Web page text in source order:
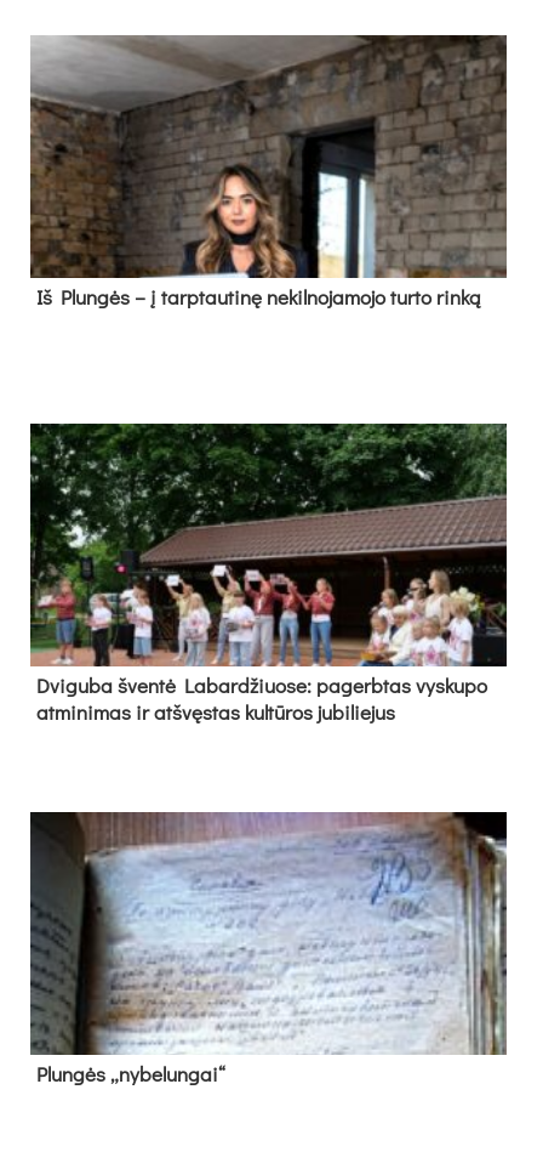
Iš Plungės – į tarptautinę nekilnojamojo turto rinką
Dvi­gu­ba šven­tė La­bar­džiuo­se: pa­gerb­tas vys­ku­po
at­mi­ni­mas ir at­švęs­tas kul­tū­ros ju­bi­lie­jus
Plun­gės „ny­be­lun­gai“